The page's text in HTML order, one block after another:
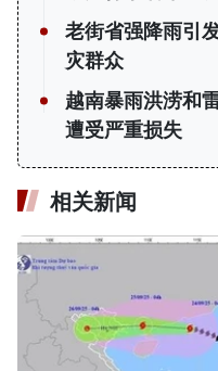
老街省强降雨引
灾群众
越南暴雨洪涝和
遭受严重损失
相关新闻